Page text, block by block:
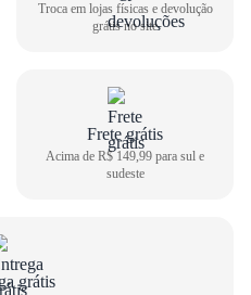
Troca em lojas físicas e devolução
grátis no site
Frete grátis
Acima de R$ 149,99 para sul e
sudeste
grátis